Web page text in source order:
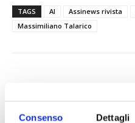
Consenso Dettagli
TAGS AI Assinews rivista
Massimiliano Talarico